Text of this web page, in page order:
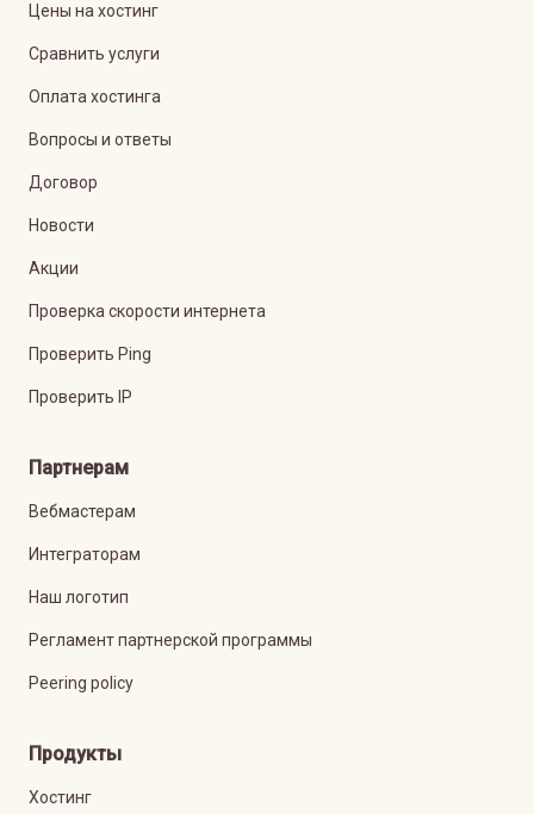
Цены на хостинг
Сравнить услуги
Оплата хостинга
Вопросы и ответы
Договор
Новости
Акции
Проверка скорости интернета
Проверить Ping
Проверить IP
Партнерам
Вебмастерам
Интеграторам
Наш логотип
Регламент партнерской программы
Peering policy
Продукты
Хостинг